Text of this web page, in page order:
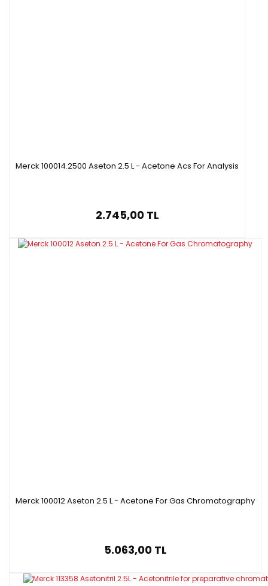
Merck 100014.2500 Aseton 2.5 L - Acetone Acs For Analysis
2.745,00 TL
Merck 100012 Aseton 2.5 L - Acetone For Gas Chromatography
5.063,00 TL